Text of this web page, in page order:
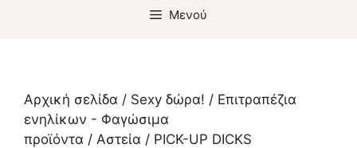
Μενού
Αρχική σελίδα / Sexy δώρα! / Επιτραπέζια
ενηλίκων - Φαγώσιμα
προϊόντα / Αστεία / PICK-UP DICKS